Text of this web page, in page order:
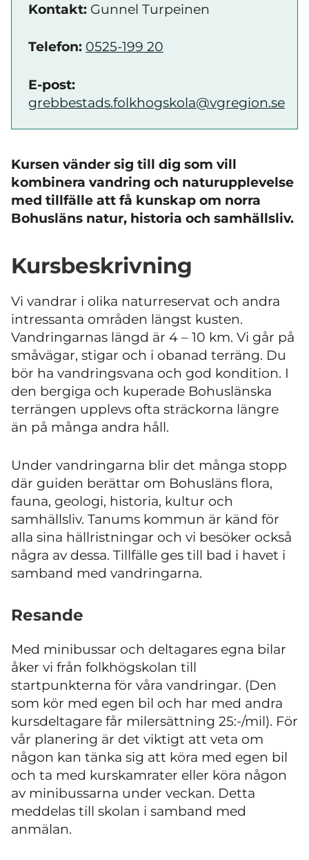
Kontakt: Gunnel Turpeinen
Telefon: 0525-199 20
E-post:
grebbestads.folkhogskola@vgregion.se
Kursen vänder sig till dig som vill
kombinera vandring och naturupplevelse
med tillfälle att få kunskap om norra
Bohusläns natur, historia och samhällsliv.
Kursbeskrivning
Vi vandrar i olika naturreservat och andra
intressanta områden längst kusten.
Vandringarnas längd är 4 – 10 km. Vi går på
småvägar, stigar och i obanad terräng. Du
bör ha vandringsvana och god kondition. I
den bergiga och kuperade Bohuslänska
terrängen upplevs ofta sträckorna längre
än på många andra håll.
Under vandringarna blir det många stopp
där guiden berättar om Bohusläns flora,
fauna, geologi, historia, kultur och
samhällsliv. Tanums kommun är känd för
alla sina hällristningar och vi besöker också
några av dessa. Tillfälle ges till bad i havet i
samband med vandringarna.
Resande
Med minibussar och deltagares egna bilar
åker vi från folkhögskolan till
startpunkterna för våra vandringar. (Den
som kör med egen bil och har med andra
kursdeltagare får milersättning 25:-/mil). För
vår planering är det viktigt att veta om
någon kan tänka sig att köra med egen bil
och ta med kurskamrater eller köra någon
av minibussarna under veckan. Detta
meddelas till skolan i samband med
anmälan.